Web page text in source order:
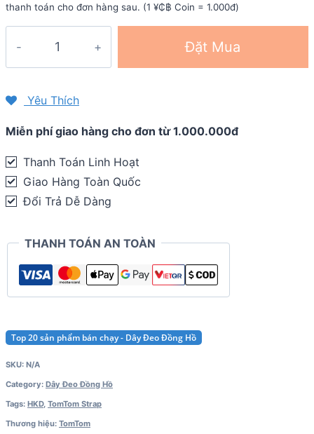
thanh toán cho đơn hàng sau. (1 ¥₵฿ Coin = 1.000đ)
hồ
Comfort
Strap
quantity
Đặt Mua
Yêu Thích
Miễn phí giao hàng cho đơn từ 1.000.000đ
Thanh Toán Linh Hoạt
Giao Hàng Toàn Quốc
Đổi Trả Dễ Dàng
THANH TOÁN AN TOÀN
Top 20 sản phẩm bán chạy - Dây Đeo Đồng Hồ
SKU: N/A
Category: Dây Đeo Đồng Hồ
Tags: HKD, TomTom Strap
Thương hiệu: TomTom